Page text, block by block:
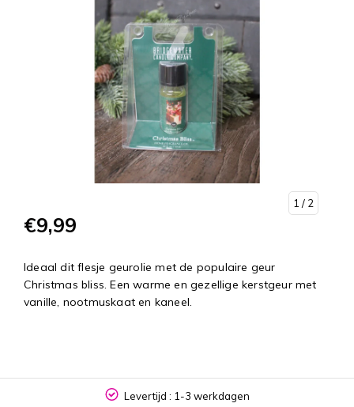
1 / 2
€9,99
Ideaal dit flesje geurolie met de populaire geur
Christmas bliss. Een warme en gezellige kerstgeur met
vanille, nootmuskaat en kaneel.
Levertijd : 1-3 werkdagen